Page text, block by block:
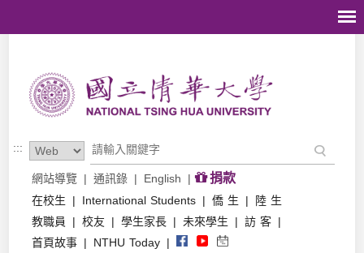
:::
網站導覽 | 通訊錄 | English | 捐款
在校生 | International Students | 僑 生 |
陸 生
教職員
| 校友 | 學生家長 | 未來學生 | 訪 客 |
首頁故事 | NTHU Today |